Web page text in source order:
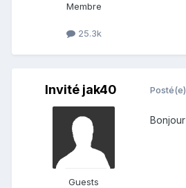
Membre
25.3k
Invité jak40
Guests
Posté(e)